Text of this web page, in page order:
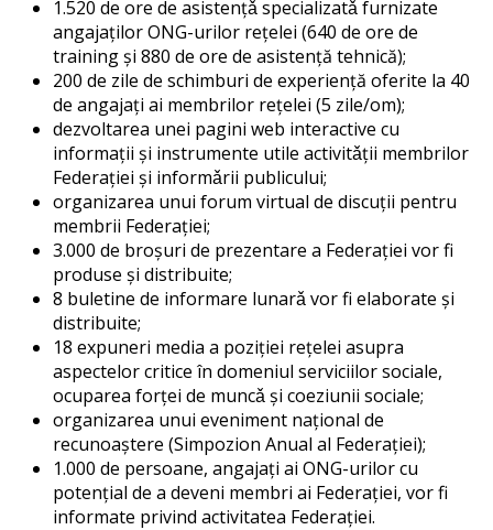
1.520 de ore de asistenţǎ specializatǎ furnizate
angajaţilor ONG-urilor reţelei (640 de ore de
training şi 880 de ore de asistenţă tehnică);
200 de zile de schimburi de experienţă oferite la 40
de angajaţi ai membrilor reţelei (5 zile/om);
dezvoltarea unei pagini web interactive cu
informaţii şi instrumente utile activitǎţii membrilor
Federaţiei şi informǎrii publicului;
organizarea unui forum virtual de discuţii pentru
membrii Federaţiei;
3.000 de broşuri de prezentare a Federaţiei vor fi
produse şi distribuite;
8 buletine de informare lunarǎ vor fi elaborate şi
distribuite;
18 expuneri media a poziţiei reţelei asupra
aspectelor critice în domeniul serviciilor sociale,
ocuparea forţei de muncǎ şi coeziunii sociale;
organizarea unui eveniment naţional de
recunoaştere (Simpozion Anual al Federaţiei);
1.000 de persoane, angajaţi ai ONG-urilor cu
potenţial de a deveni membri ai Federaţiei, vor fi
informate privind activitatea Federaţiei.